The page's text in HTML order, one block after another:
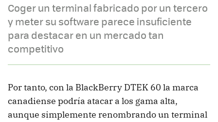
Coger un terminal fabricado por un tercero
y meter su software parece insuficiente
para destacar en un mercado tan
competitivo
Por tanto, con la BlackBerry DTEK 60 la marca
canadiense podría atacar a los gama alta,
aunque simplemente renombrando un terminal